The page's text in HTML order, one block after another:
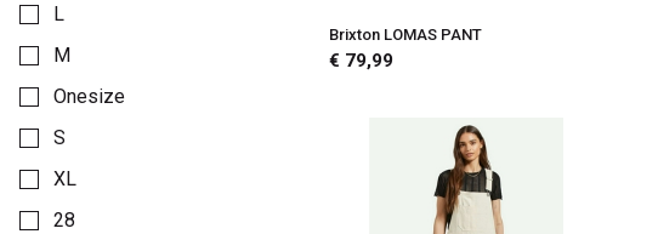
L
M
Onesize
S
XL
28
Brixton LOMAS PANT
€ 79,99